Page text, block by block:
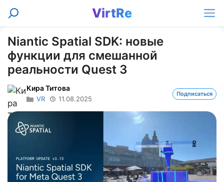
Перейти
VirtRe
Поиск
Niantic Spatial SDK: новые
функции для смешанной
реальности Quest 3
Кира Титова
VR 11.08.2025
Подписаться